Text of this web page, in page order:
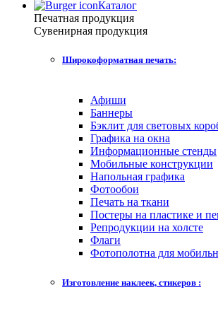
Каталог
Печатная продукция
Сувенирная продукция
Широкоформатная печать:
Афиши
Баннеры
Бэклит для световых
Графика на окна
Информационные стенды
Мобильные конструкции
Напольная графика
Фотообои
Печать на ткани
Постеры на пластике и
Репродукции на холсте
Флаги
Фотополотна для
Изготовление наклеек, стикеров :